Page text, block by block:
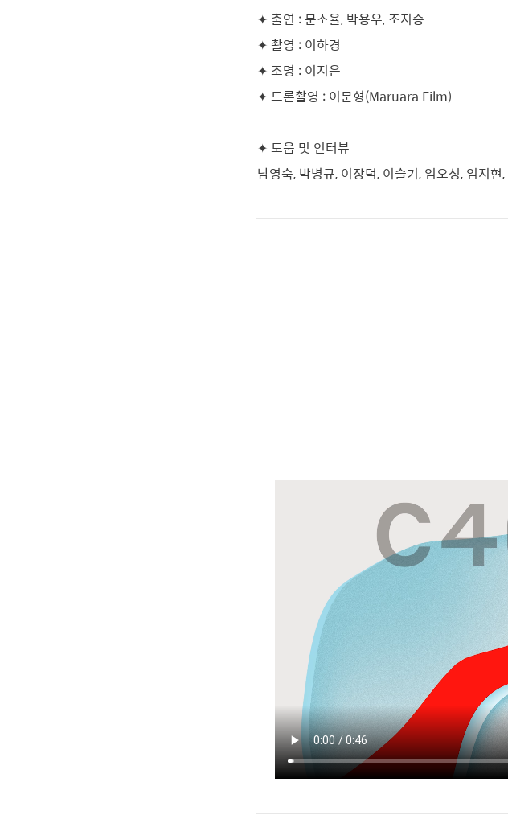
✦ 출연 : 문소율, 박용우, 조지승
✦ 촬영 : 이하경
✦ 조명 : 이지은
✦ 드론촬영 : 이문형(Maruara Film)
✦ 도움 및 인터뷰
남영숙, 박병규, 이장덕, 이슬기, 임오성, 임지현